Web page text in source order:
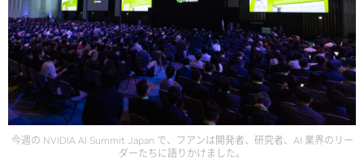
今週の NVIDIA AI Summit Japan で、フアンは開発者、研究者、AI 業界のリー
ダーたちに語りかけました。